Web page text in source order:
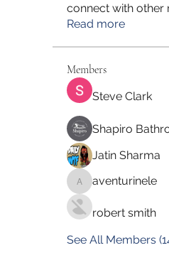
connect with other
Read more
Members
Steve Clark
Shapiro
Jatin Sharma
aventurinele
aventurinele
robert smith
See All Members